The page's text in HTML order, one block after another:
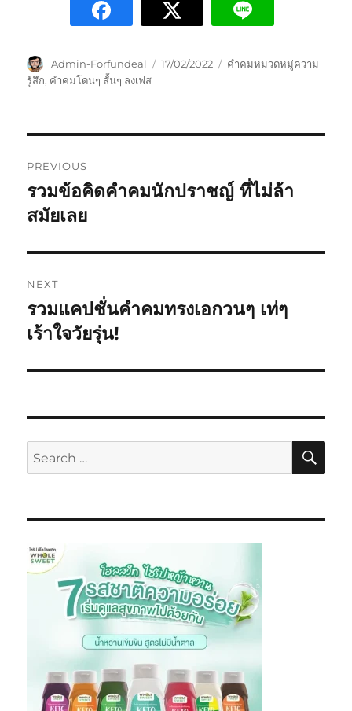
Admin-Forfundeal 17/02/2022
คำคมหมวดหมู่ความ
รู้สึก, คำคมโดนๆ สั้นๆ ลงเฟส
PREVIOUS
รวมข้อคิดคำคมนักปราชญ์ ที่ไม่ล้า
สมัยเลย
NEXT
รวมแคปชั่นคำคมทรงเอกวนๆ เท่ๆ
เร้าใจวัยรุ่น!